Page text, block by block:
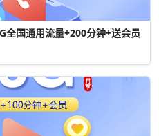
全国通用流量+200分钟+送会员